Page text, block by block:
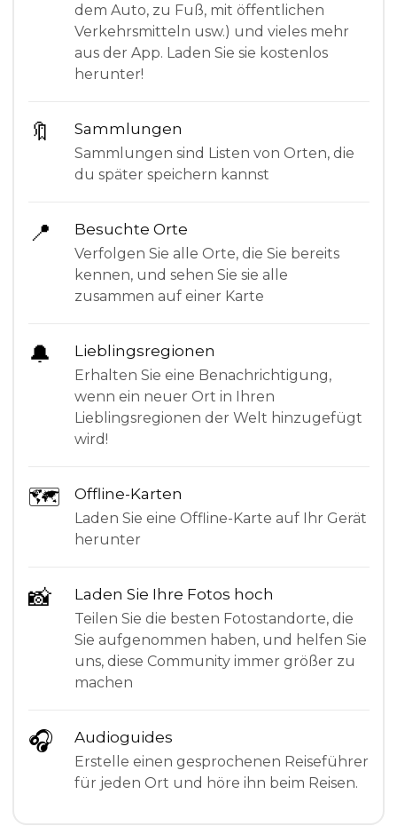
dem Auto, zu Fuß, mit öffentlichen
Verkehrsmitteln usw.) und vieles mehr
aus der App. Laden Sie sie kostenlos
herunter!
🔖 Sammlungen
Sammlungen sind Listen von Orten, die
du später speichern kannst
📍 Besuchte Orte
Verfolgen Sie alle Orte, die Sie bereits
kennen, und sehen Sie sie alle
zusammen auf einer Karte
🔔 Lieblingsregionen
Erhalten Sie eine Benachrichtigung,
wenn ein neuer Ort in Ihren
Lieblingsregionen der Welt hinzugefügt
wird!
🗺 Offline-Karten
Laden Sie eine Offline-Karte auf Ihr Gerät
herunter
📸 Laden Sie Ihre Fotos hoch
Teilen Sie die besten Fotostandorte, die
Sie aufgenommen haben, und helfen Sie
uns, diese Community immer größer zu
machen
🎧 Audioguides
Erstelle einen gesprochenen Reiseführer
für jeden Ort und höre ihn beim Reisen.